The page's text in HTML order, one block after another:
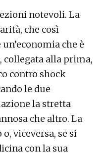
notevoli. La
che così
che è
collegata alla prima,
contro shock
le due
la stretta
che altro. La
viceversa, se si
con la sua